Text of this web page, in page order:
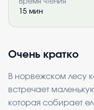
Время чтения
15 мин
Очень кратко
В норвежском лесу
встречает
которая собирает